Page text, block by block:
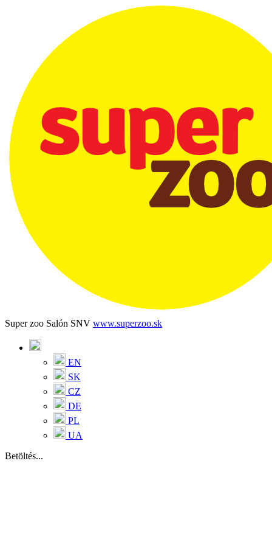
Super zoo Salón SNV www.superzoo.sk
EN
SK
CZ
DE
PL
UA
Betöltés...